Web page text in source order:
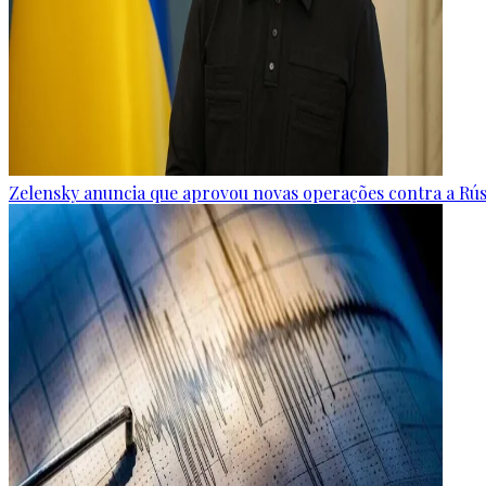
Zelensky anuncia que aprovou novas operações contra a